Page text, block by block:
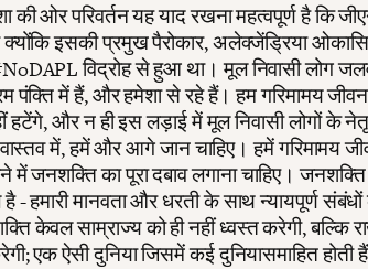
ओर परिवर्तन यह याद रखना महत्वपूर्ण है कि
इसकी प्रमुख पैरोकार, अलेक्जेंड्रिया
विद्रोह से हुआ था। मूल निवासी लोग
पंक्ति में हैं, और हमेशा से रहे हैं। हम गरिमामय
हटेंगे, और न ही इस लड़ाई में मूल निवासी लोगों के
में, हमें और आगे जान चाहिए। हमें गरिमामय
में जनशक्ति का पूरा दबाव लगाना चाहिए।
हमारी मानवता और धरती के साथ न्यायपूर्ण संबंधों
केवल साम्राज्य को ही नहीं ध्वस्त करेगी, बल्कि
एक ऐसी दुनिया जिसमें कई दुनियासमाहित होती